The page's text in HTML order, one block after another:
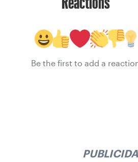
Be the first to add a